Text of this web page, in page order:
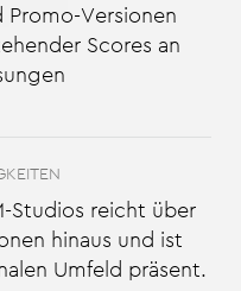
Promo-Versionen
Scores an
Studios reicht über
hinaus und ist
Umfeld präsent.